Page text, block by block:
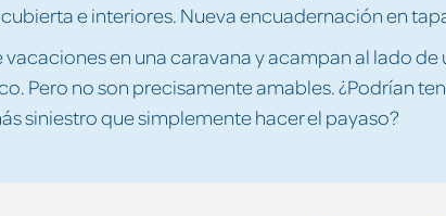
e interiores. Nueva encuadernación en
vacaciones en una caravana y acampan al lado de
Pero no son precisamente amables. ¿Podrían
siniestro que simplemente hacer el payaso?